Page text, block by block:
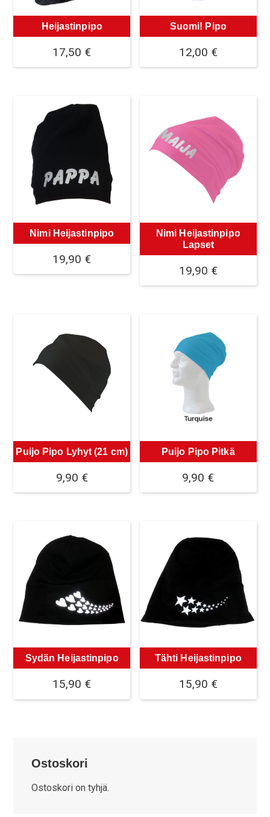
Heijastinpipo
17,50 €
Suomi! Pipo
12,00 €
Nimi Heijastinpipo
19,90 €
Nimi Heijastinpipo
Lapset
19,90 €
Puijo Pipo Lyhyt (21 cm)
9,90 €
Puijo Pipo Pitkä
9,90 €
Sydän Heijastinpipo
15,90 €
Tähti Heijastinpipo
15,90 €
Ostoskori
Ostoskori on tyhjä.